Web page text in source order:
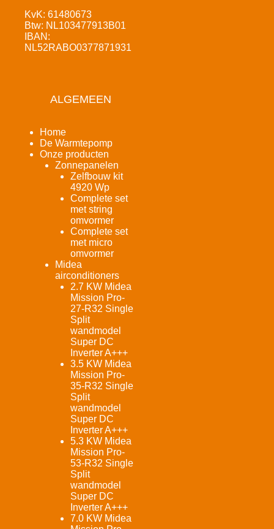
KvK: 61480673
Btw: NL103477913B01
IBAN:
NL52RABO0377871931
ALGEMEEN
Home
De Warmtepomp
Onze producten
Zonnepanelen
Zelfbouw kit
4920 Wp
Complete set
met string
omvormer
Complete set
met micro
omvormer
Midea
airconditioners
2.7 KW Midea
Mission Pro-
27-R32 Single
Split
wandmodel
Super DC
Inverter A+++
3.5 KW Midea
Mission Pro-
35-R32 Single
Split
wandmodel
Super DC
Inverter A+++
5.3 KW Midea
Mission Pro-
53-R32 Single
Split
wandmodel
Super DC
Inverter A+++
7.0 KW Midea